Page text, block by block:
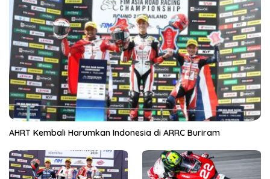
AHRT Kembali Harumkan Indonesia di ARRC Buriram